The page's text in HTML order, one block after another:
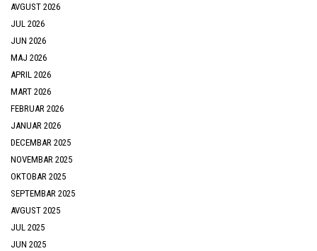
AVGUST 2026
JUL 2026
JUN 2026
MAJ 2026
APRIL 2026
MART 2026
FEBRUAR 2026
JANUAR 2026
DECEMBAR 2025
NOVEMBAR 2025
OKTOBAR 2025
SEPTEMBAR 2025
AVGUST 2025
JUL 2025
JUN 2025